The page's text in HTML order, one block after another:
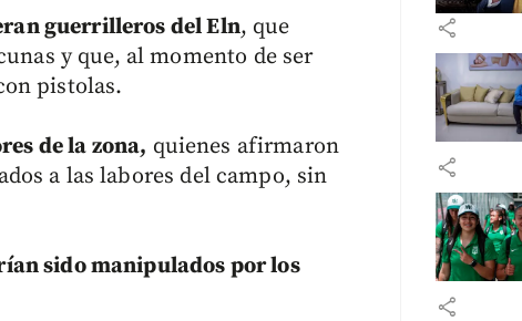
guerrilleros del Eln, que
y que, al momento de ser
pistolas.
de la zona, quienes afirmaron
a las labores del campo, sin
sido manipulados por los
share
share
share